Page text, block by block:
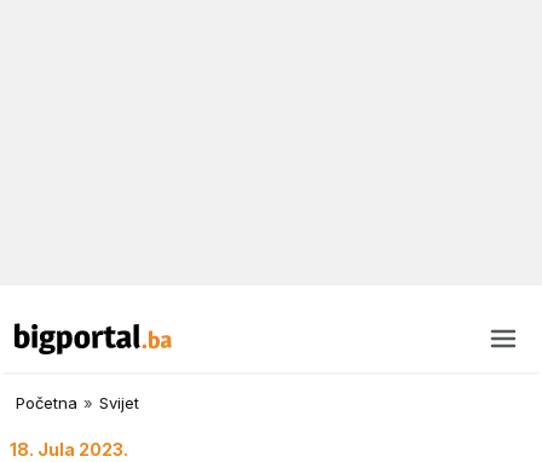
Početna » Svijet
18. Jula 2023.